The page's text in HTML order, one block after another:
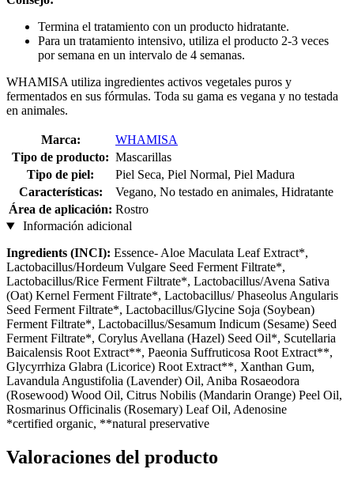
Termina el tratamiento con un producto hidratante.
Para un tratamiento intensivo, utiliza el producto 2-3 veces
por semana en un intervalo de 4 semanas.
WHAMISA utiliza ingredientes activos vegetales puros y
fermentados en sus fórmulas. Toda su gama es vegana y no testada
en animales.
Marca:
WHAMISA
Tipo de producto: Mascarillas
Tipo de piel:
Piel Seca, Piel Normal, Piel Madura
Características:
Vegano, No testado en animales, Hidratante
Área de aplicación: Rostro
Información adicional
Ingredients (INCI): Essence- Aloe Maculata Leaf Extract*,
Lactobacillus/Hordeum Vulgare Seed Ferment Filtrate*,
Lactobacillus/Rice Ferment Filtrate*, Lactobacillus/Avena Sativa
(Oat) Kernel Ferment Filtrate*, Lactobacillus/ Phaseolus Angularis
Seed Ferment Filtrate*, Lactobacillus/Glycine Soja (Soybean)
Ferment Filtrate*, Lactobacillus/Sesamum Indicum (Sesame) Seed
Ferment Filtrate*, Corylus Avellana (Hazel) Seed Oil*, Scutellaria
Baicalensis Root Extract**, Paeonia Suffruticosa Root Extract**,
Glycyrrhiza Glabra (Licorice) Root Extract**, Xanthan Gum,
Lavandula Angustifolia (Lavender) Oil, Aniba Rosaeodora
(Rosewood) Wood Oil, Citrus Nobilis (Mandarin Orange) Peel Oil,
Rosmarinus Officinalis (Rosemary) Leaf Oil, Adenosine
*certified organic, **natural preservative
Valoraciones del producto